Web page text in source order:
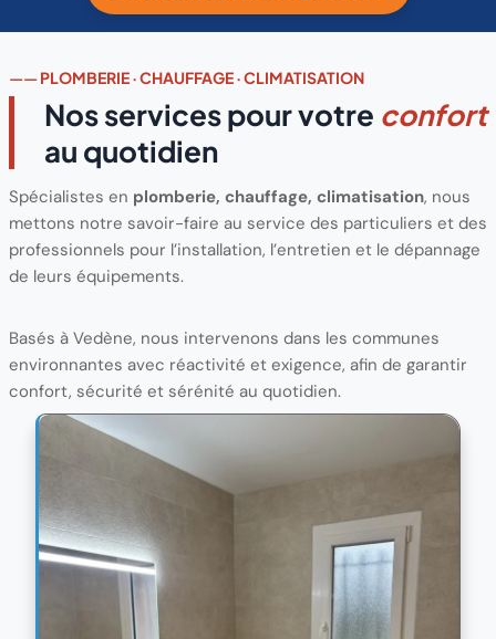
——PLOMBERIE · CHAUFFAGE · CLIMATISATION
Nos services pour votre confort
au quotidien
Spécialistes en plomberie, chauffage, climatisation, nous
mettons notre savoir-faire au service des particuliers et des
professionnels pour l’installation, l’entretien et le dépannage
de leurs équipements.
Basés à Vedène, nous intervenons dans les communes
environnantes avec réactivité et exigence, afin de garantir
confort, sécurité et sérénité au quotidien.